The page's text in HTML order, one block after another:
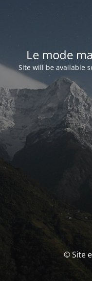
Le mode
Site will be available
© Site